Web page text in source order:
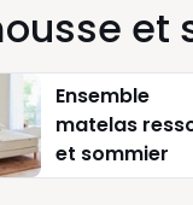
et
Ensemble
matelas
et sommier